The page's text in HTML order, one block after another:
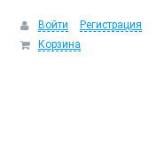
Войти
Регистрация
Корзина